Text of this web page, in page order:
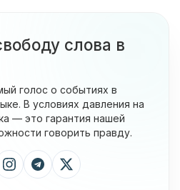
слова в
голос о событиях в
В условиях давления на
— это гарантия нашей
говорить правду.